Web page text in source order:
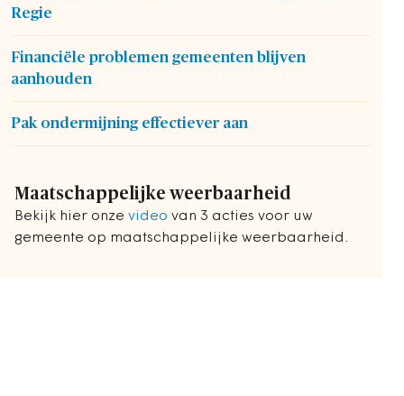
Regie
Financiële problemen gemeenten blijven
aanhouden
Pak ondermijning effectiever aan
Maatschappelijke weerbaarheid
Bekijk hier onze video van 3 acties voor uw
gemeente op maatschappelijke weerbaarheid.